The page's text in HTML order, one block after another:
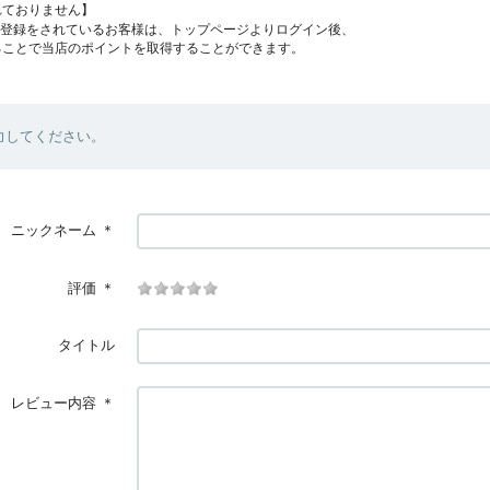
おりません】
録をされているお客様は、トップページよりログイン後、
とで当店のポイントを取得することができます。
てください。
ニックネーム ＊
評価 ＊
タイトル
レビュー内容 ＊